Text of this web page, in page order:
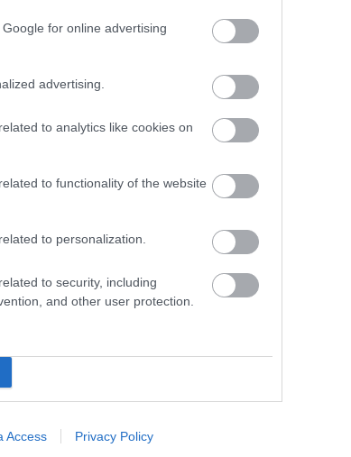
for online advertising
advertising.
to analytics like cookies on
to functionality of the website
to personalization.
to security, including
and other user protection.
Access Privacy Policy
a
si celebra
festa […]
Leggi tutto
La Via
La Via
pellegrinaggio
di storia, cultura
Benevento